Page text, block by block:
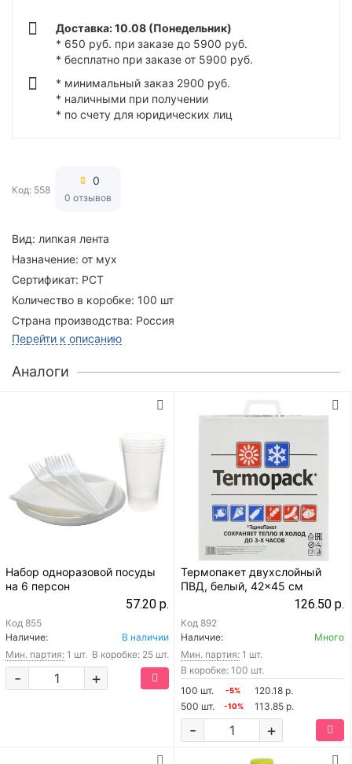
Вид: липкая лента
Назначение: от мух
Сертификат: РСТ
Количество в коробке: 100 шт
Страна производства: Россия
Перейти к описанию
Доставка: 10.08 (Понедельник)
* 650 руб. при заказе до 5900 руб.
* бесплатно при заказе от 5900 руб.
* минимальный заказ 2900 руб.
* наличными при получении
* по счету для юридических лиц
Код: 558
0
0 отзывов
Аналоги
Набор одноразовой посуды
на 6 персон
57.20 р.
Код 855
Наличие:
В наличии
Мин. партия: 1 шт. В коробке: 25 шт.
+
-
Термопакет двухслойный
ПВД, белый, 42x45 см
126.50 р.
Код 892
Наличие:
Много
Мин. партия: 1 шт.
В коробке: 100 шт.
100 шт.
-5%
120.18 р.
500 шт.
-10% 113.85 р.
+
-